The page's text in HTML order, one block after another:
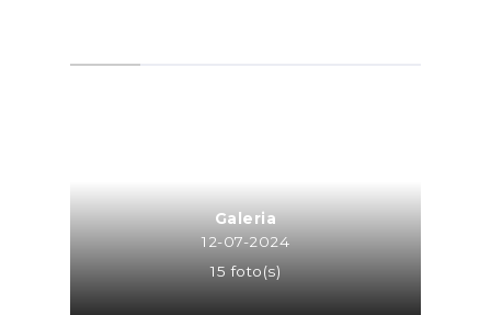
Galeria
12-07-2024
15 foto(s)